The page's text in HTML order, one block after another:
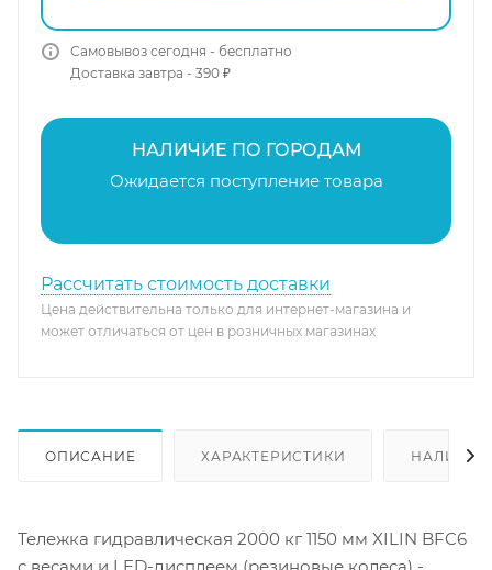
Самовывоз сегодня - бесплатно
Доставка завтра - 390 ₽
НАЛИЧИЕ ПО ГОРОДАМ
Ожидается поступление товара
Рассчитать стоимость доставки
Цена действительна только для интернет-магазина и
может отличаться от цен в розничных магазинах
ОПИСАНИЕ ХАРАКТЕРИСТИКИ
Тележка гидравлическая 2000 кг 1150 мм XILIN BFC6